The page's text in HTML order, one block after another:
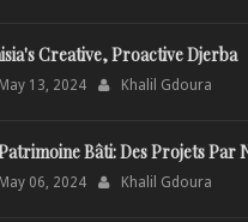
Creative, Proactive Djerba
May 13, 2024 Khalil Gdoura
Bâti: Des Projets Par
May 06, 2024 Khalil Gdoura